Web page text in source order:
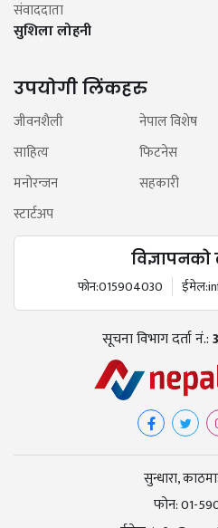
संवाददाता
सुशिला लोहनी
उपयोगी लिंकहरु
जीवनशैली नेपाल विशेष
साहित्य
फिटनेस
मनोरन्जन
सहकारी
स्टार्टअप
विज्ञापनको
फोन:015904030 ईमेल:
सूचना विभाग दर्ता नं.:
सुन्धारा,
फोन:01-